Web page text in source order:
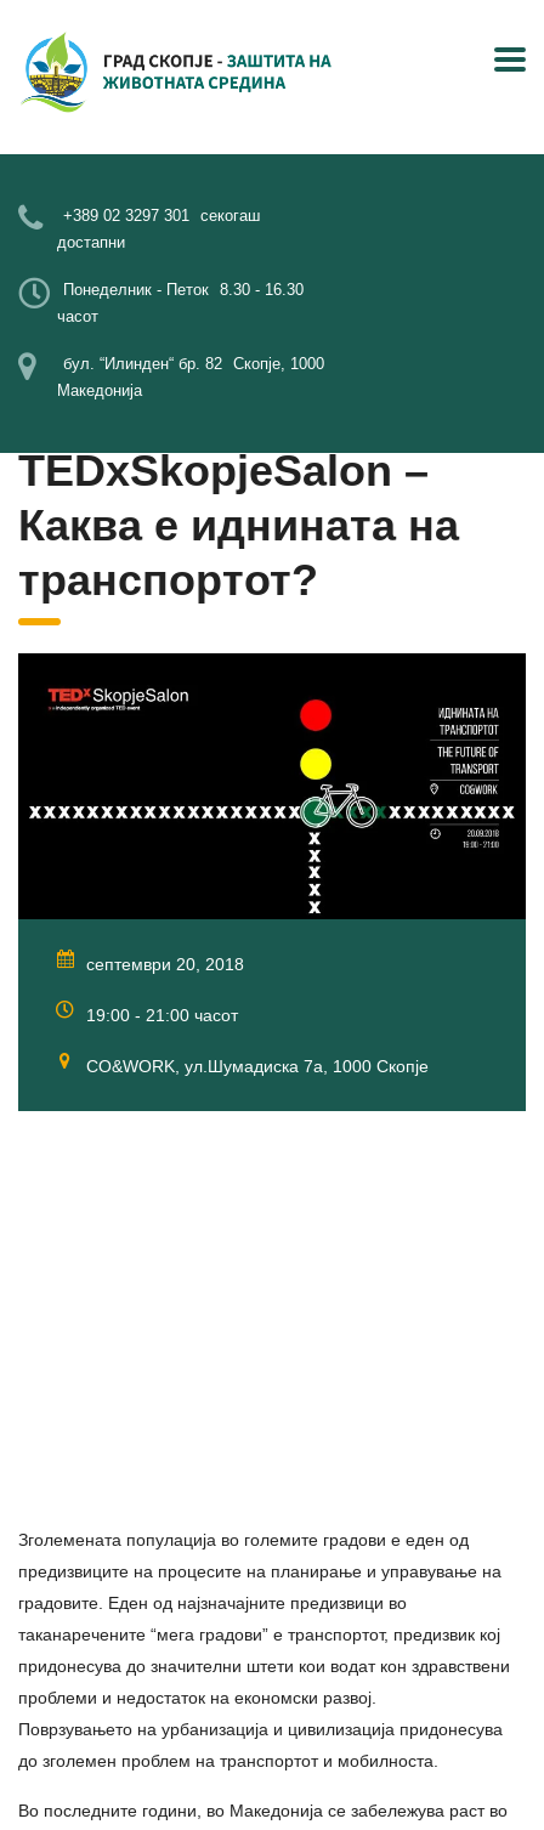
+389 02 3297 301 секогаш
достапни
Понеделник - Петок 8.30 - 16.30
часот
бул. “Илинден“ бр. 82 Скопје, 1000
Македонија
TEDxSkopjeSalon –
Каква е иднината на
транспортот?
септември 20, 2018
19:00 - 21:00 часот
CO&WORK, ул.Шумадиска 7а, 1000 Скопје
Зголемената популација во големите градови е еден од
предизвиците на процесите на планирање и управување на
градовите. Еден од најзначајните предизвици во
таканаречените “мега градови” е транспортот, предизвик кој
придонесува до значителни штети кои водат кон здравствени
проблеми и недостаток на економски развој.
Поврзувањето на урбанизација и цивилизација придонесува
до зголемен проблем на транспортот и мобилноста.
Во последните години, во Македонија се забележува раст во